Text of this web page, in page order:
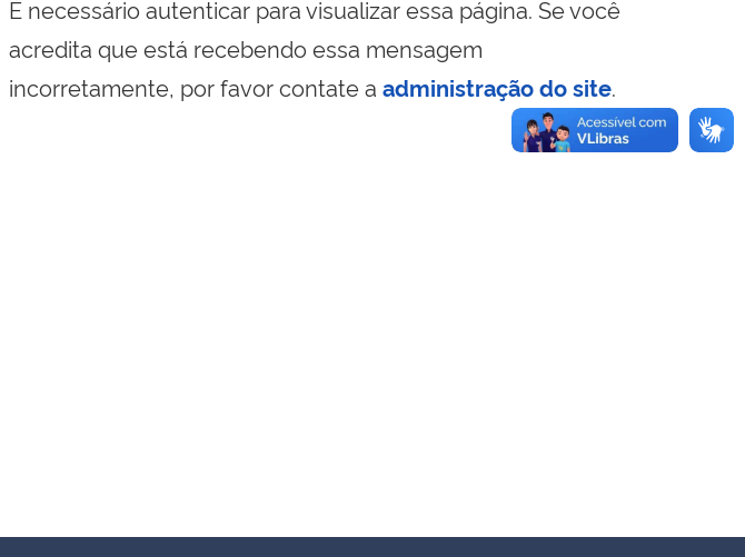
É necessário autenticar para visualizar essa página. Se você
acredita que está recebendo essa mensagem
incorretamente, por favor contate a administração do site.